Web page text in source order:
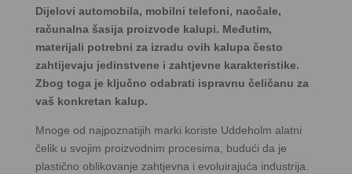
Dijelovi automobila, mobilni telefoni, naočale,
računalna šasija proizvode kalupi. Međutim,
materijali potrebni za izradu ovih kalupa često
zahtijevaju jedinstvene i zahtjevne karakteristike.
Zbog toga je ključno odabrati ispravnu čeličanu za
vaš konkretan kalup.
Mnoge od najpoznatijih marki koriste Uddeholm alatni
čelik u svojim proizvodnim procesima, budući da je
plastično oblikovanje zahtjevna i evoluirajuća industrija.